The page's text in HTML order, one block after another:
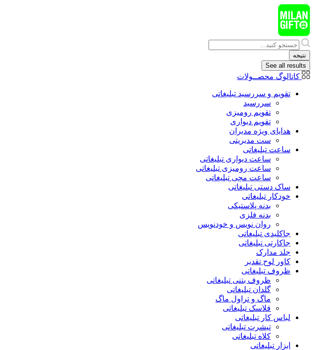
پرش
به
محتوا
Search
...
نتیجه
See all results
کاتالوگ محصــولات
تقویم و سررسید تبلیغاتی
سررسید
تقویم رومیزی
تقویم دیواری
هدایای ويژه مدیران
ست مدیریتی
ساعت تبلیغاتی
ساعت دیواری تبلیغاتی
ساعت رومیزی تبلیغاتی
ساعت مچی تبلیغاتی
ساک دستی تبلیغاتی
خودکار تبلیغاتی
بدنه پلاستیکی
بدنه فلزی
روان نویس و خودنویس
جاکلیدی تبلیغاتی
جاکارتی تبلیغاتی
جلد مدارک
کاور لوح تقدیر
ظروف تبلیغاتی
ظروف بتنی تبلیغاتی
گلدان تبلیغاتی
ماگ و تراول ماگ
فلاسک تبلیغاتی
لباس کار تبلیغاتی
تیشرت تبلیغاتی
کلاه تبلیغاتی
ابزار تبلیغاتی